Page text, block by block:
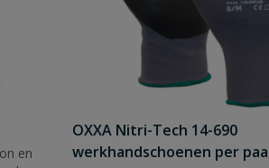
en
OXXA Nitri-Tech 14-690
werkhandschoenen per